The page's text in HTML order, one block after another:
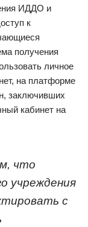
ИДДО и
к
получения
личное
на платформе
заключивших
кабинет на
что
учреждения
с